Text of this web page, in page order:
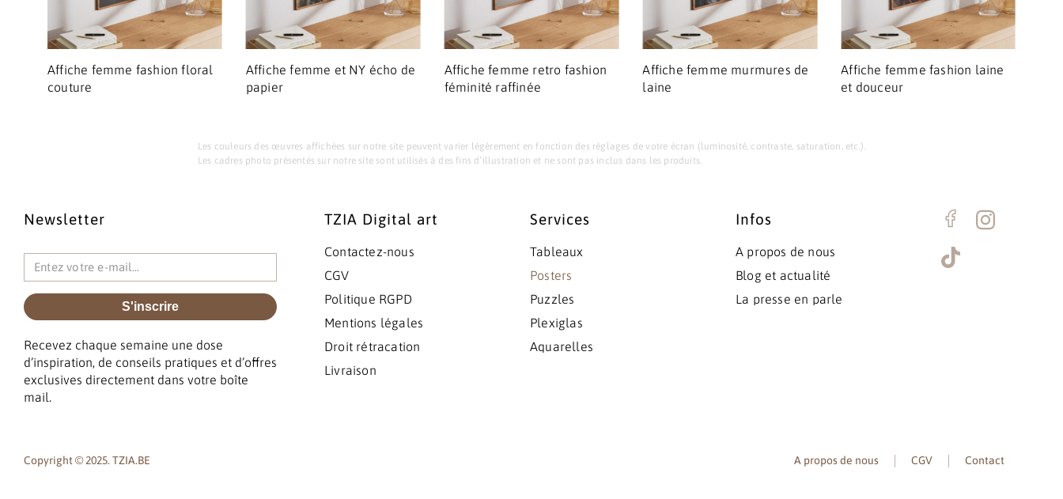
Affiche femme fashion floral
couture
Affiche femme et NY écho de
papier
Affiche femme retro fashion
féminité raffinée
Affiche femme murmures de
laine
Affiche femme fashion laine
et douceur
Les couleurs des œuvres affichées sur notre site peuvent varier légèrement en fonction des réglages de votre écran (luminosité, contraste, saturation, etc.).
Les cadres photo présentés sur notre site sont utilisés à des fins d’illustration et ne sont pas inclus dans les produits.
Newsletter
S'inscrire
Recevez chaque semaine une dose
d’inspiration, de conseils pratiques et d’offres
exclusives directement dans votre boîte
mail.
TZIA Digital art
Contactez-nous
CGV
Politique RGPD
Mentions légales
Droit rétracation
Livraison
Services
Tableaux
Posters
Puzzles
Plexiglas
Aquarelles
Infos
A propos de nous
Blog et actualité
La presse en parle
Copyright © 2025. TZIA.BE A propos de nous CGV Contact